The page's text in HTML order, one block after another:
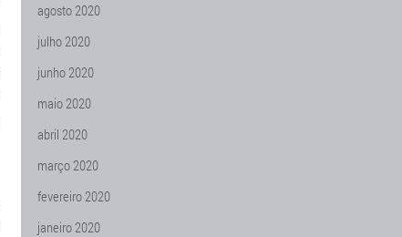
agosto 2020
julho 2020
junho 2020
maio 2020
abril 2020
março 2020
fevereiro 2020
janeiro 2020